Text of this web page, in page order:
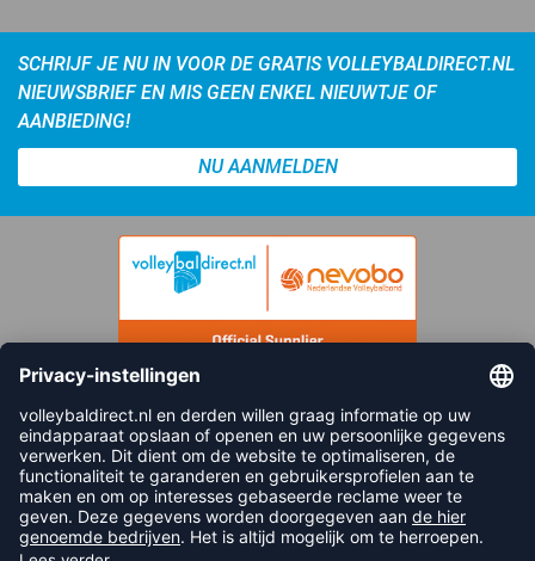
SCHRIJF JE NU IN VOOR DE GRATIS VOLLEYBALDIRECT.NL
NIEUWSBRIEF EN MIS GEEN ENKEL NIEUWTJE OF
AANBIEDING!
NU AANMELDEN
FOLLOW US